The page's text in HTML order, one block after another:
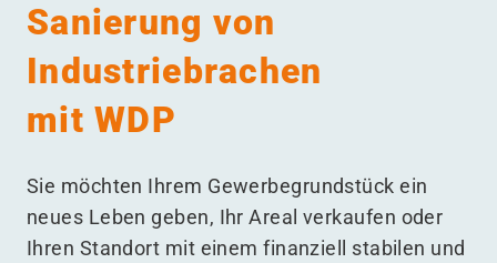
Sanierung von
Industriebrachen
mit WDP
Sie möchten Ihrem Gewerbegrundstück ein
neues Leben geben, Ihr Areal verkaufen oder
Ihren Standort mit einem finanziell stabilen und